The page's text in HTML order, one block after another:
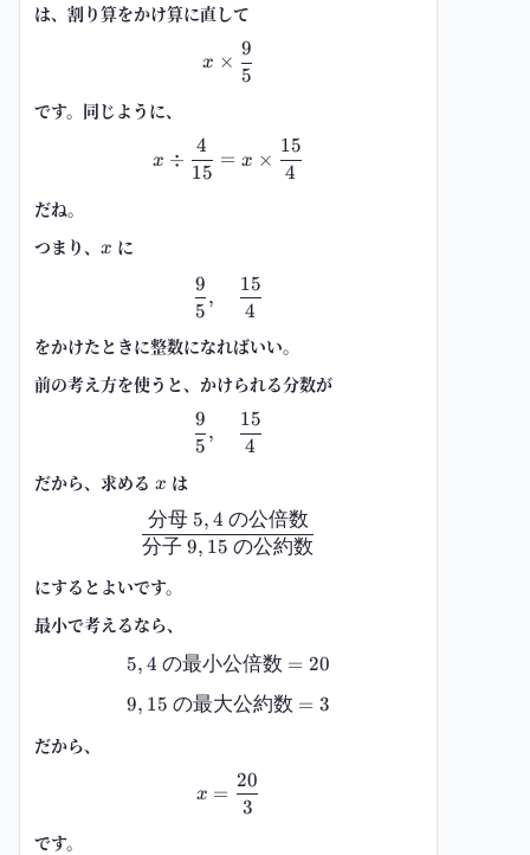
は、割り算をかけ算に直して
\ x \times \frac{9}{5} \
x ×
5
9
です。同じように、
\ x \div \frac{4}{15}=x\times
x ÷
15
4
= x ×
4
15
だね。
つまり、 x
x に
\ \frac{9}{5},\quad
5
9
,
4
15
をかけたときに整数になればいい。
前の考え方を使うと、かけられる分数が
\ \frac{9}{5},\quad
5
9
,
4
15
だから、求める x
x は
\ \frac{\text{分母 }5,4\text{ の
分子 9, 15 の公約数
分母 5, 4 の公倍数
にするとよいです。
最小で考えるなら、
\ 5,4\text{ の最小公倍数}=20 \
5, 4 の最小公倍数 = 20
\ 9,15\text{ の最大公約数}=3 \
9, 15 の最大公約数 = 3
だから、
\ x=\frac{20}{3} \
x =
3
20
です。